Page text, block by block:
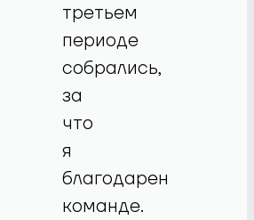
третьем
периоде
собрались,
за
что
я
благодарен
команде.